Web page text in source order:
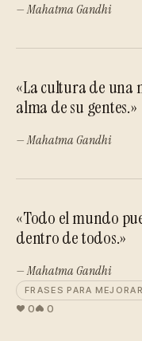
— Mahatma Gandhi
«La cultura de una
alma de su gentes.»
— Mahatma Gandhi
«Todo el mundo
dentro de todos.»
— Mahatma Gandhi
FRASES PARA
0 0